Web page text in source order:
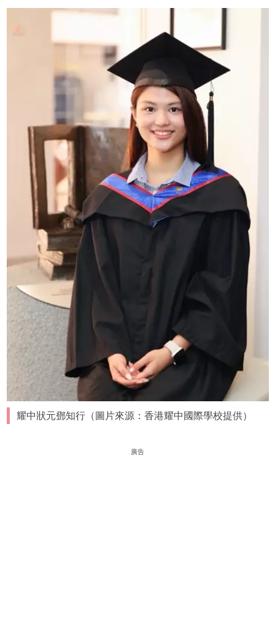
耀中狀元鄧知行（圖片來源：香港耀中國際學校提供）
廣告